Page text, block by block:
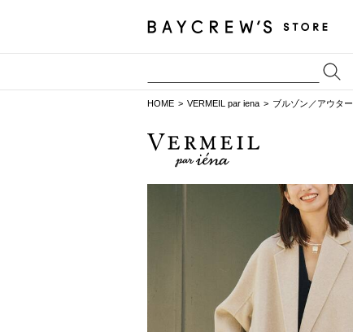
HOME VERMEIL par iena ブルゾン／アウター